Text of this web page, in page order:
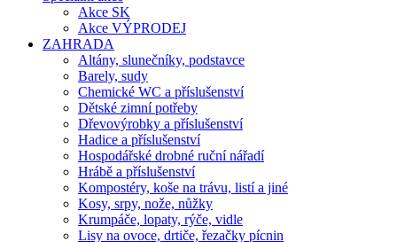
Akce SK
Akce VÝPRODEJ
ZAHRADA
Altány, slunečníky, podstavce
Barely, sudy
Chemické WC a příslušenství
Dětské zimní potřeby
Dřevovýrobky a příslušenství
Hadice a příslušenství
Hospodářské drobné ruční nářadí
Hrábě a příslušenství
Kompostéry, koše na trávu, listí a jiné
Kosy, srpy, nože, nůžky
Krumpáče, lopaty, rýče, vidle
Lisy na ovoce, drtiče, řezačky pícnin